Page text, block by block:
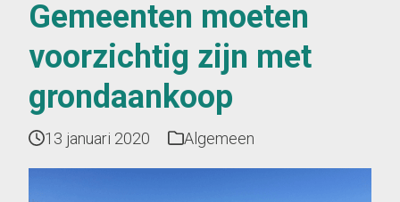
Gemeenten moeten
voorzichtig zijn met
grondaankoop
13 januari 2020 Algemeen